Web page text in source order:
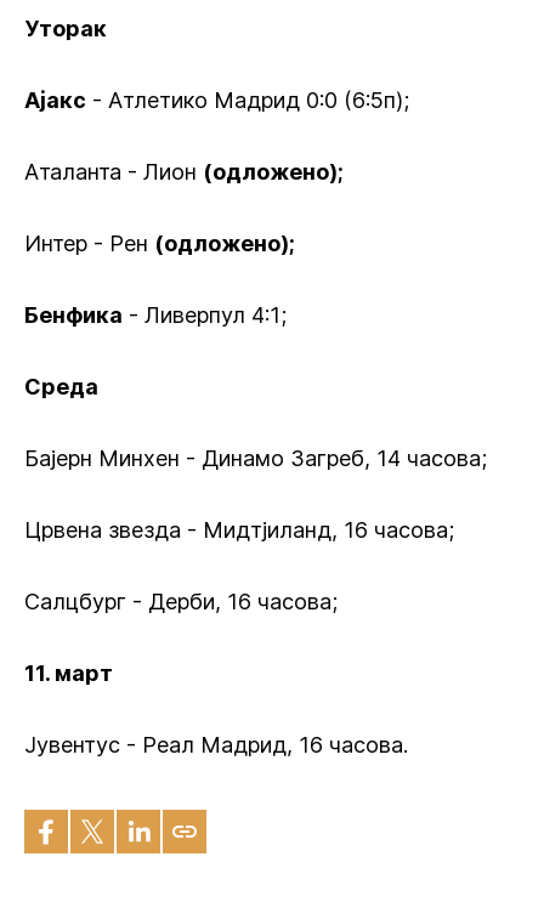
Уторак
Ајакс - Атлетико Мадрид 0:0 (6:5п);
Аталанта - Лион (одложено);
Интер - Рен (одложено);
Бенфика - Ливерпул 4:1;
Среда
Бајерн Минхен - Динамо Загреб, 14 часова;
Црвена звезда - Мидтјиланд, 16 часова;
Салцбург - Дерби, 16 часова;
11. март
Јувентус - Реал Мадрид, 16 часова.